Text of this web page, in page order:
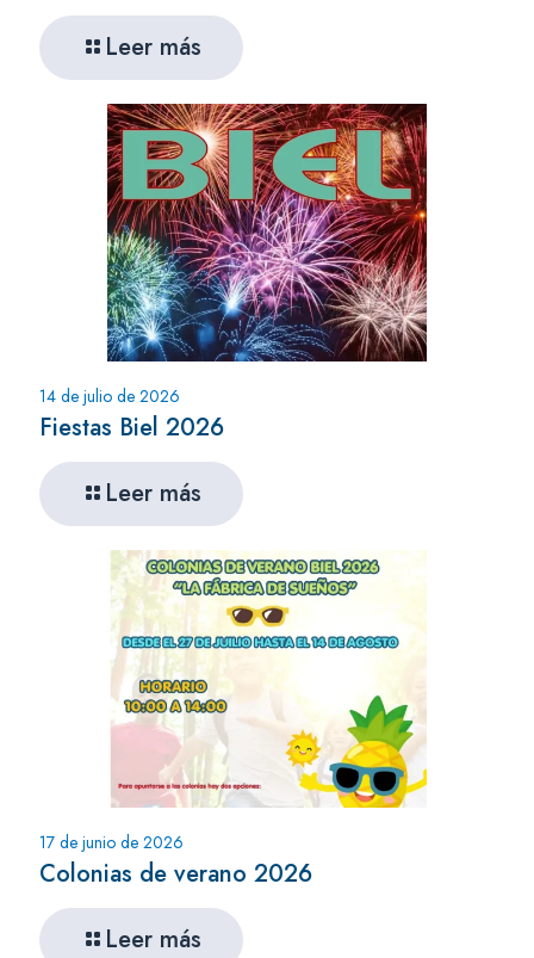
Leer más
14 de julio de 2026
Fiestas Biel 2026
Leer más
17 de junio de 2026
Colonias de verano 2026
Leer más